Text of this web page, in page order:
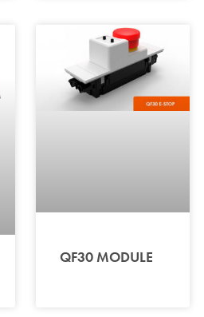
QF30 MODULE